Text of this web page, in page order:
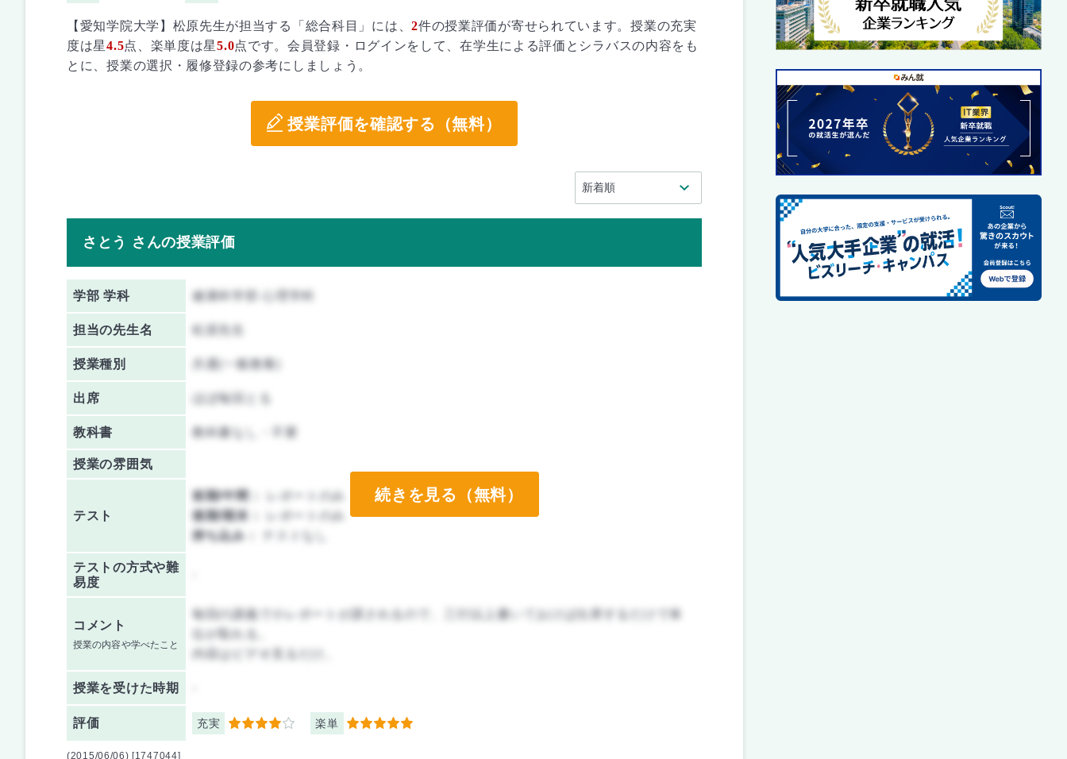
【愛知学院大学】松原先生が担当する「総合科目」には、2件の授業評価が寄せられています。授業の充実
度は星4.5点、楽単度は星5.0点です。会員登録・ログインをして、在学生による評価とシラバスの内容をも
とに、授業の選択・履修登録の参考にしましょう。
授業評価を確認する（無料）
さとう さんの授業評価
学部 学科 健康科学部 心理学科
担当の先生名
授業種別 共通(一般教養)
出席 ほぼ毎回とる
教科書 教科書なし・不要
授業の雰囲気
テスト
前期/中間：
レポートのみ
後期/期末：
レポートのみ
持ち込み：
テストの方式や難
易度
コメント
授業の内容や学べたこと
毎回の講義で小レポートが課されるので、三行以上書いておけば出席するだけで単
内容はビデオ見るだけ。
授業を受けた時期
評価 充実 4 楽単 5
続きを見る（無料）
(2015/06/06) [1747044]